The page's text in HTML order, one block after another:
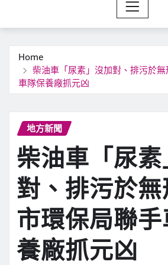
Home
柴油車「尿素」沒加對、排污於
車隊保養廠抓元凶
地方新聞
柴油車「尿
對、排污於
市環保局聯
養廠抓元凶